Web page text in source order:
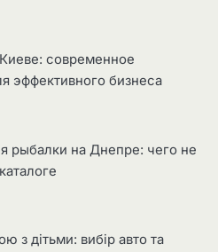
современное
эффективного бизнеса
рыбалки на Днепре: чего не
з дітьми: вибір авто та